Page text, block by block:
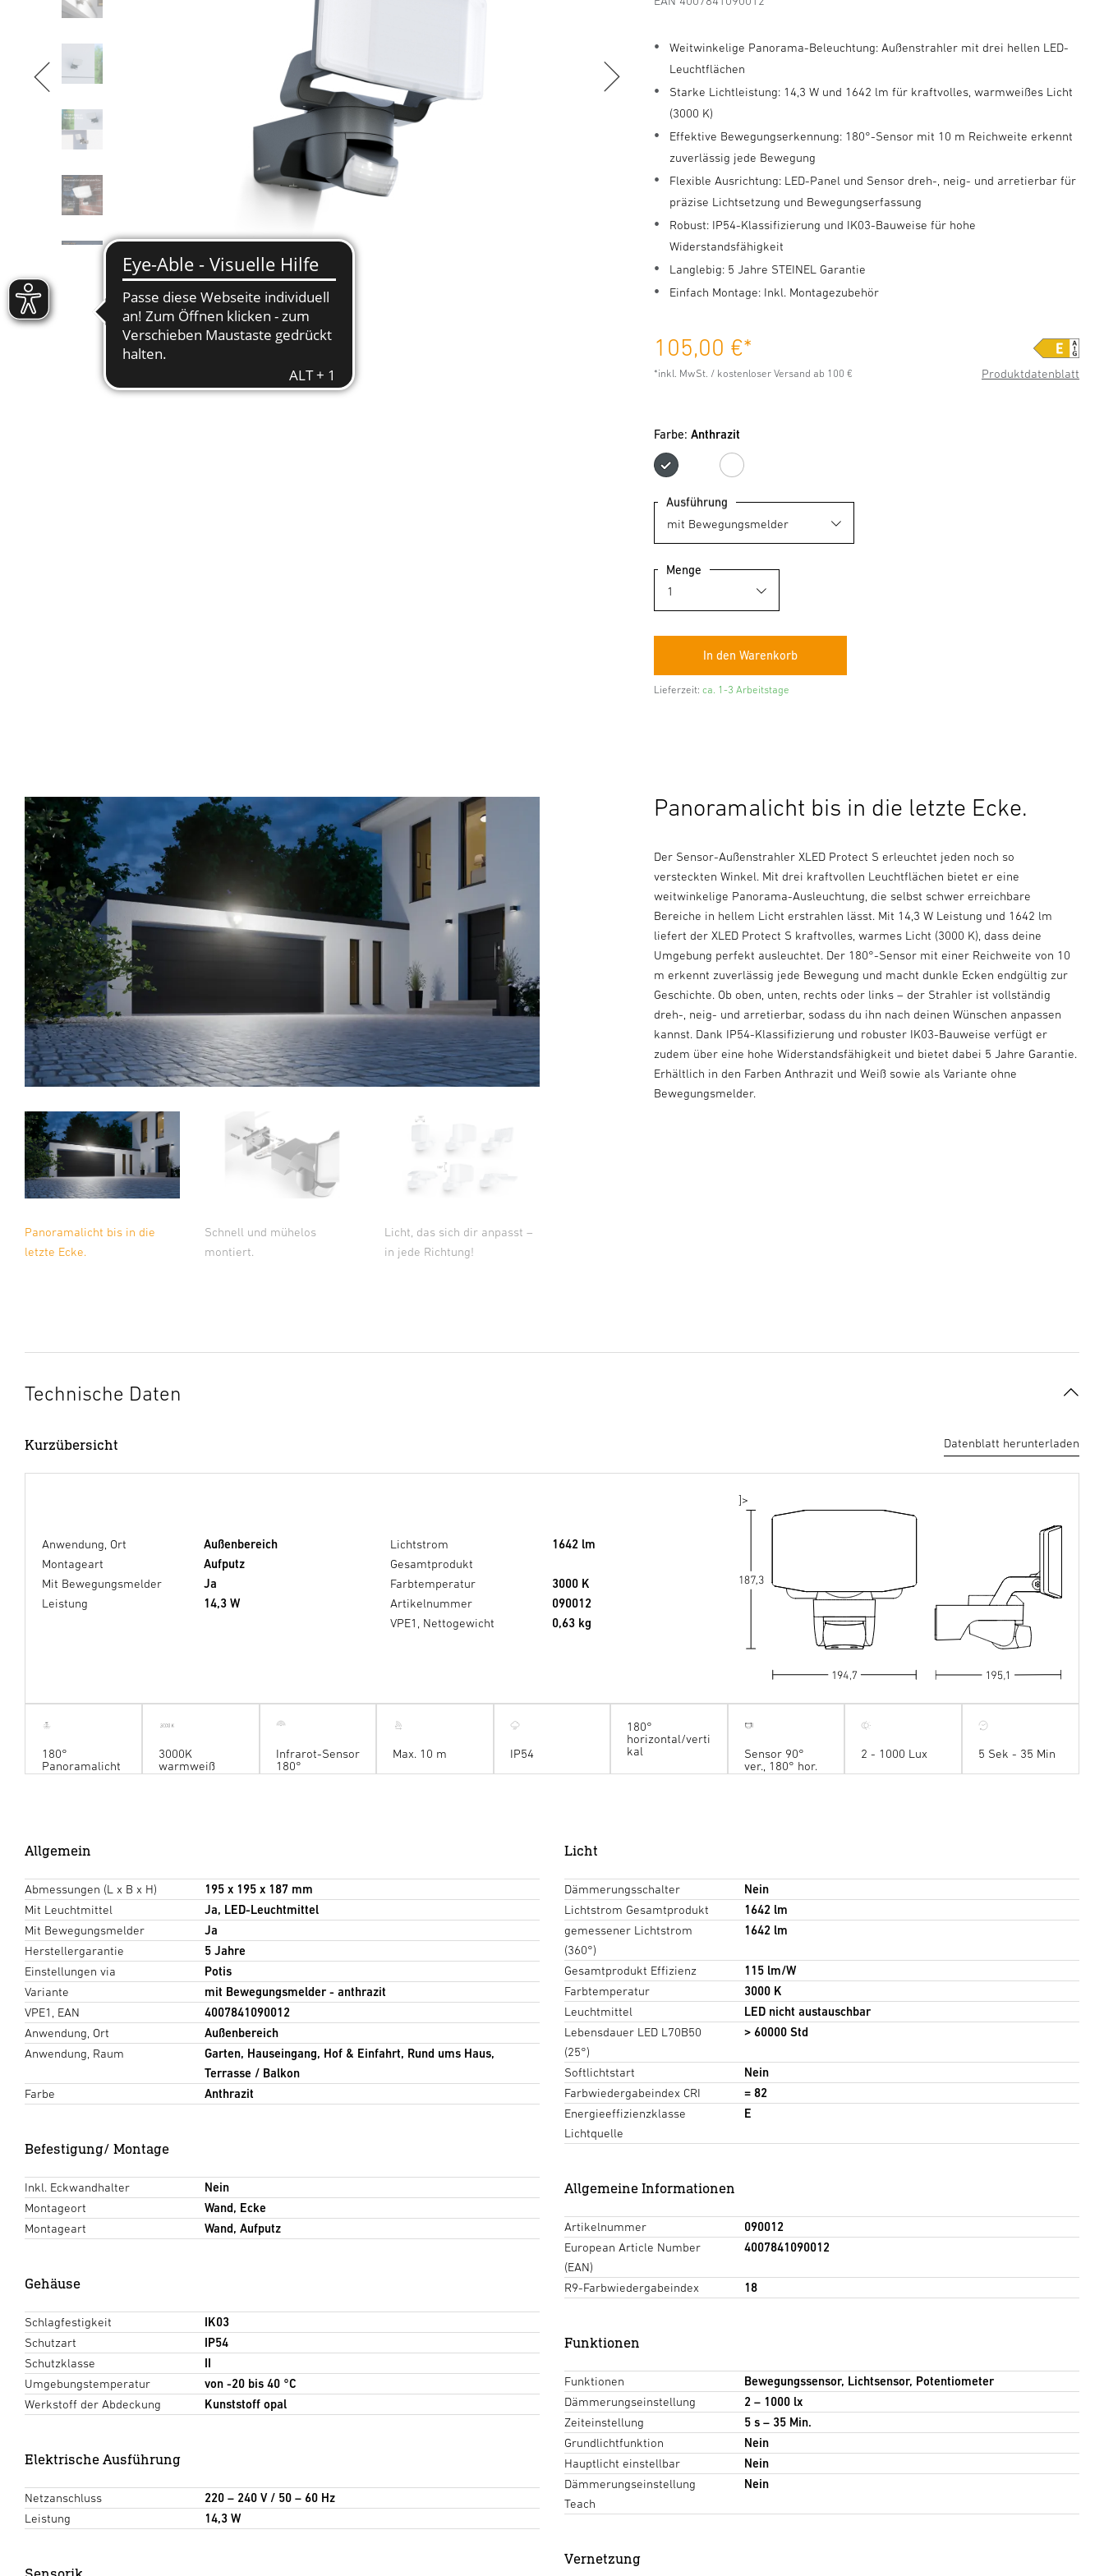
Weitwinkelige Panorama-Beleuchtung: Außenstrahler mit drei hellen LED-
Leuchtflächen
Starke Lichtleistung: 14,3 W und 1642 lm für kraftvolles, warmweißes Licht
(3000 K)
Effektive Bewegungserkennung: 180°-Sensor mit 10 m Reichweite erkennt
zuverlässig jede Bewegung
Flexible Ausrichtung: LED-Panel und Sensor dreh-, neig- und arretierbar für
präzise Lichtsetzung und Bewegungserfassung
Robust: IP54-Klassifizierung und IK03-Bauweise für hohe
Widerstandsfähigkeit
Langlebig: 5 Jahre STEINEL Garantie
Einfach Montage: Inkl. Montagezubehör
Produktdatenblatt
105,00 €*
*inkl. MwSt. / kostenloser Versand ab 100 €
Farbe:Anthrazit
AnthrazitWeiß
Ausführung
Menge
Lieferzeit: ca. 1-3 Arbeitstage
Panoramalicht bis in die
letzte Ecke.
Schnell und mühelos
montiert.
Licht, das sich dir anpasst –
in jede Richtung!
Panoramalicht bis in die letzte Ecke.
Der Sensor-Außenstrahler XLED Protect S erleuchtet jeden noch so
versteckten Winkel. Mit drei kraftvollen Leuchtflächen bietet er eine
weitwinkelige Panorama-Ausleuchtung, die selbst schwer erreichbare
Bereiche in hellem Licht erstrahlen lässt. Mit 14,3 W Leistung und 1642 lm
liefert der XLED Protect S kraftvolles, warmes Licht (3000 K), dass deine
Umgebung perfekt ausleuchtet. Der 180°-Sensor mit einer Reichweite von 10
m erkennt zuverlässig jede Bewegung und macht dunkle Ecken endgültig zur
Geschichte. Ob oben, unten, rechts oder links – der Strahler ist vollständig
dreh-, neig- und arretierbar, sodass du ihn nach deinen Wünschen anpassen
kannst. Dank IP54-Klassifizierung und robuster IK03-Bauweise verfügt er
zudem über eine hohe Widerstandsfähigkeit und bietet dabei 5 Jahre Garantie.
Erhältlich in den Farben Anthrazit und Weiß sowie als Variante ohne
Bewegungsmelder.
Technische Daten
Kurzübersicht Datenblatt herunterladen
Anwendung, Ort
Außenbereich
Montageart
Aufputz
Mit Bewegungsmelder
Ja
Leistung
14,3 W
Lichtstrom
Gesamtprodukt
1642 lm
Farbtemperatur
3000 K
Artikelnummer
090012
VPE1, Nettogewicht
0,63 kg
]>
180°
180°
Panoramalicht
3000K
warmweiß
Infrarot-Sensor
180°
Max. 10 m IP54
180°
horizontal/verti
kal
Sensor 90°
ver., 180° hor.
2 - 1000 Lux 5 Sek - 35 Min
Allgemein
Abmessungen (L x B x H)
195 x 195 x 187 mm
Mit Leuchtmittel
Ja, LED-Leuchtmittel
Mit Bewegungsmelder
Ja
Herstellergarantie
5 Jahre
Einstellungen via
Potis
Variante
mit Bewegungsmelder - anthrazit
VPE1, EAN
4007841090012
Anwendung, Ort
Außenbereich
Anwendung, Raum
Garten, Hauseingang, Hof & Einfahrt, Rund ums Haus,
Terrasse / Balkon
Farbe
Anthrazit
Befestigung/ Montage
Inkl. Eckwandhalter
Nein
Montageort
Wand, Ecke
Montageart
Wand, Aufputz
Gehäuse
Schlagfestigkeit
IK03
Schutzart
IP54
Schutzklasse
II
Umgebungstemperatur
von -20 bis 40 °C
Werkstoff der Abdeckung
Kunststoff opal
Elektrische Ausführung
Netzanschluss
220 – 240 V / 50 – 60 Hz
Leistung
14,3 W
Licht
Dämmerungsschalter
Nein
Lichtstrom Gesamtprodukt
1642 lm
gemessener Lichtstrom
(360°)
1642 lm
Gesamtprodukt Effizienz
115 lm/W
Farbtemperatur
3000 K
Leuchtmittel
LED nicht austauschbar
Lebensdauer LED L70B50
(25°)
> 60000 Std
Softlichtstart
Nein
Farbwiedergabeindex CRI
= 82
Energieeffizienzklasse
Lichtquelle
E
Allgemeine Informationen
Artikelnummer
090012
European Article Number
(EAN)
4007841090012
R9-Farbwiedergabeindex 18
Funktionen
Funktionen
Bewegungssensor, Lichtsensor, Potentiometer
Dämmerungseinstellung
2 – 1000 lx
Zeiteinstellung
5 s – 35 Min.
Grundlichtfunktion
Nein
Hauptlicht einstellbar
Nein
Dämmerungseinstellung
Teach
Nein
Vernetzung